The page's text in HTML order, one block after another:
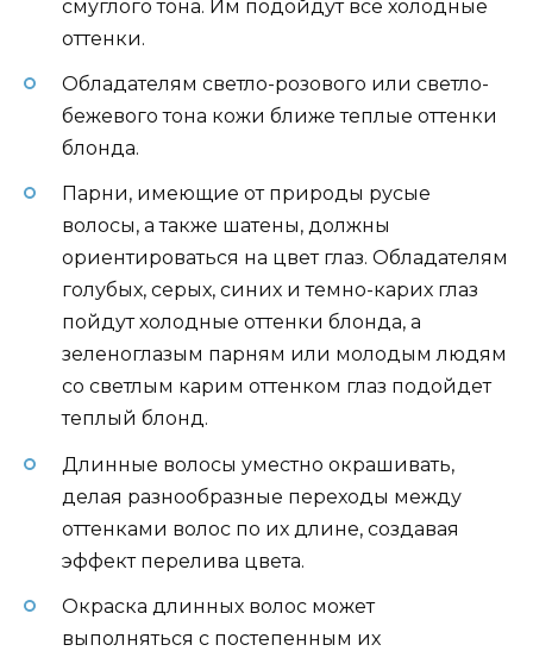
смуглого тона. Им подойдут все холодные
оттенки.
Обладателям светло-розового или светло-
бежевого тона кожи ближе теплые оттенки
блонда.
Парни, имеющие от природы русые
волосы, а также шатены, должны
ориентироваться на цвет глаз. Обладателям
голубых, серых, синих и темно-карих глаз
пойдут холодные оттенки блонда, а
зеленоглазым парням или молодым людям
со светлым карим оттенком глаз подойдет
теплый блонд.
Длинные волосы уместно окрашивать,
делая разнообразные переходы между
оттенками волос по их длине, создавая
эффект перелива цвета.
Окраска длинных волос может
выполняться с постепенным их